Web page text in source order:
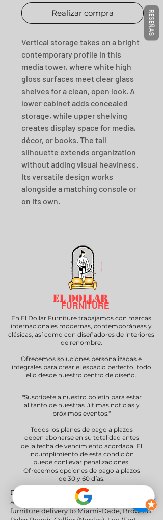
Realizar compra
Vertical storage takes on a bright
contemporary profile in this
media tower, where white high
gloss surfaces meet clear glass
shelves for a clean, open look. A
lower cabinet adds concealed
storage, while upper shelving
creates display space for media,
décor, or books. The tall
silhouette extends organization
without adding visual heaviness.
Its versatile design works
alongside a matching console or
on its own.
EL DOLLAR
FURNITURE
En El Dollar Furniture trabajamos con marcas
internacionales modernas, contemporáneas y
clásicas, así como con diseñadores de interiores
de renombre.
Ofrecemos soluciones personalizadas e
integrales para crear el espacio perfecto, todo
ello desde nuestro centro de diseño.
"Suscríbete a nuestro boletín para estar
al tanto de nuestras últimas noticias y
próximos eventos."
Todos los planes de pago a plazos
deben abonarse en su totalidad antes
de la fecha de vencimiento acordada. El
incumplimiento de esta condición
puede conllevar penalizaciones.
Ofrecemos opciones de pago a plazos
de 30 y 60 días.
Delivery Areas" We proudly serve South
and Central Florida, providing professional
furniture delivery to Miami-Dade, Broward,
Palm Beach, Collier (Naples), Lee (Fort
RESEÑAS